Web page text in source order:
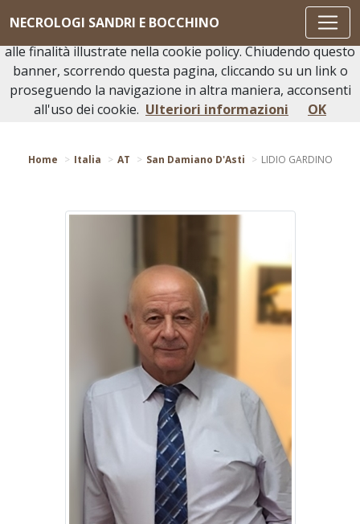
NECROLOGI SANDRI E BOCCHINO
Torna indietro
Home Italia AT San Damiano D'Asti LIDIO GARDINO
Questo sito o gli strumenti terzi da questo utilizzati si
avvalgono di cookie necessari al funzionamento ed utili
alle finalità illustrate nella cookie policy. Chiudendo questo
banner, scorrendo questa pagina, cliccando su un link o
proseguendo la navigazione in altra maniera, acconsenti
all'uso dei cookie. Ulteriori informazioni OK